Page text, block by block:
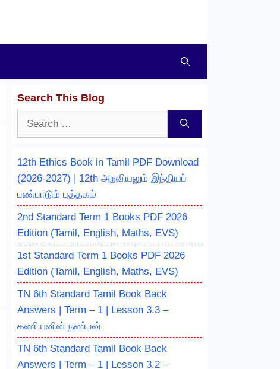
Search This Blog
Search
12th Ethics Book in Tamil PDF Download
(2026-2027) | 12th அறவியலும் இந்தியப்
பண்பாடும் புத்தகம்
2nd Standard Term 1 Books PDF 2026
Edition (Tamil, English, Maths, EVS)
1st Standard Term 1 Books PDF 2026
Edition (Tamil, English, Maths, EVS)
TN 6th Standard Tamil Book Back
Answers | Term – 1 | Lesson 3.3 –
கணியனின் நண்பன்
TN 6th Standard Tamil Book Back
Answers | Term – 1 | Lesson 3.2 –